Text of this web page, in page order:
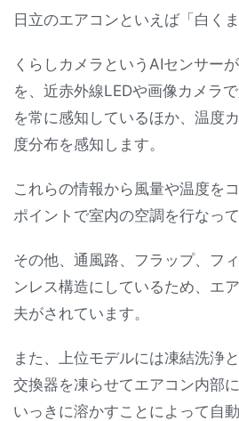
日立のエアコンといえば「白くま
くらしカメラというAIセンサー
を、近赤外線LEDや画像カメラ
を常に感知しているほか、温度
度分布を感知します。
これらの情報から風量や温度を
ポイントで室内の空調を行なって
その他、通風路、フラップ、フ
ンレス構造にしているため、エ
夫がされています。
また、上位モデルには凍結洗浄
交換器を凍らせてエアコン内部
いっきに溶かすことによって自